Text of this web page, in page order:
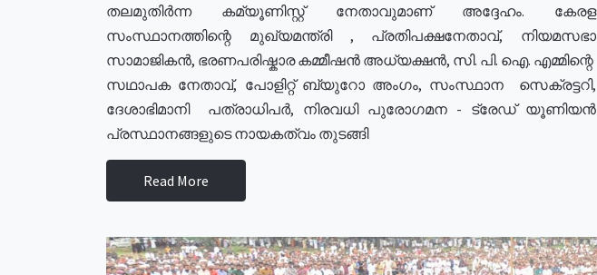
തലമുതിർന്ന കമ്യൂണിസ്റ്റ് നേതാവുമാണ് അദ്ദേഹം. കേരള
സംസ്ഥാനത്തിന്റെ മുഖ്യമന്ത്രി , പ്രതിപക്ഷനേതാവ്, നിയമസഭാ
സാമാജികൻ, ഭരണപരിഷ്കാര കമ്മീഷൻ അധ്യക്ഷൻ, സി. പി. ഐ. എമ്മിന്റെ
സഥാപക നേതാവ്, പോളിറ്റ് ബ്യുറോ അംഗം, സംസ്ഥാന സെക്രട്ടറി,
ദേശാഭിമാനി പത്രാധിപർ, നിരവധി പുരോഗമന - ട്രേഡ് യൂണിയൻ
പ്രസ്ഥാനങ്ങളുടെ നായകത്വം തുടങ്ങി
Read More